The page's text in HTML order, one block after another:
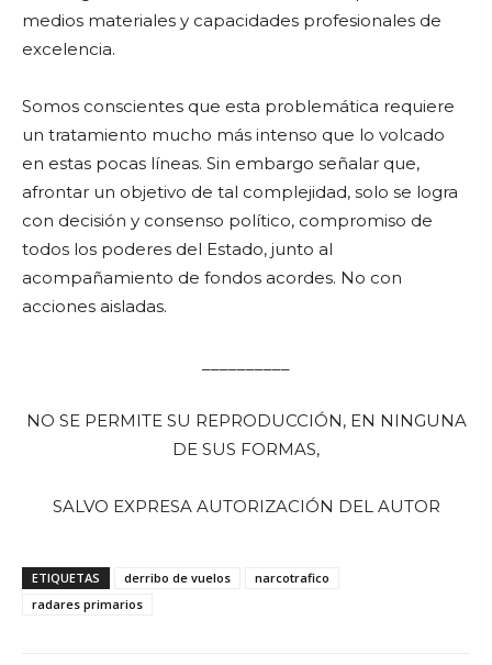
medios materiales y capacidades profesionales de
excelencia.
Somos conscientes que esta problemática requiere
un tratamiento mucho más intenso que lo volcado
en estas pocas líneas. Sin embargo señalar que,
afrontar un objetivo de tal complejidad, solo se logra
con decisión y consenso político, compromiso de
todos los poderes del Estado, junto al
acompañamiento de fondos acordes. No con
acciones aisladas.
NO SE PERMITE SU REPRODUCCIÓN, EN NINGUNA
DE SUS FORMAS,
SALVO EXPRESA AUTORIZACIÓN DEL AUTOR
ETIQUETAS derribo de vuelos
narcotrafico
radares primarios